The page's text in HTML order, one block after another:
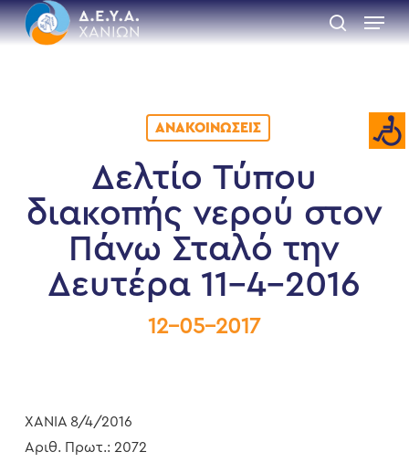
Skip
to
main
search
Menu
ΑΝΑΚΟΙΝΏΣΕΙΣ
Δελτίο Τύπου
διακοπής νερού στον
Πάνω Σταλό την
Δευτέρα 11-4-2016
12-05-2017
ΧΑΝΙΑ 8/4/2016
Αριθ. Πρωτ.: 2072